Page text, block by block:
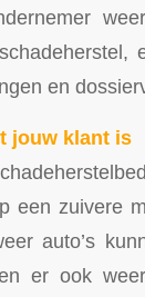
en
jouw klant is
een zuivere
auto’s
er ook